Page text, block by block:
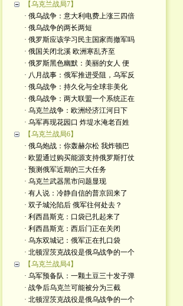
【乌克兰战局7】
· 俄乌战争：意大利电费上涨三四倍
· 俄乌战争的两长两短
· 俄罗斯应该学习民主国家而撤军吗
· 俄国关闭北溪 欧洲寒乱齐至
· 俄罗斯黑色幽默：美丽的女人 便
· 八月战事：俄军推进受阻，乌军反
· 俄乌战争：持久化与全球非美化
· 俄乌战争：两大联盟一个系统正在
· 乌克兰战争：欧洲经济江河日下
· 乌军再现花园口 炸堤水淹老百姓
【乌克兰战局6】
· 俄乌炮战：你轰赫尔松 我炸顿巴
· 欧盟通过购买能源支持俄罗斯打仗
· 预测俄军近期的三大任务
· 乌克兰武器黑市问题显现
· 有人说：冷静自信的普京回来了
· 双子城沦陷后 俄军往何处去？
· 利西昌斯克：口袋已扎起来了
· 利西昌斯克：西后门正在关闭
· 乌东双城记：俄军正在扎口袋
· 北顿涅茨克战役是俄乌战争的一个
【乌克兰战局4】
· 乌军预备队：一颗土豆三十发子弹
· 战争后乌克兰可能被分为三截
· 北顿涅茨克战役是俄乌战争的一个